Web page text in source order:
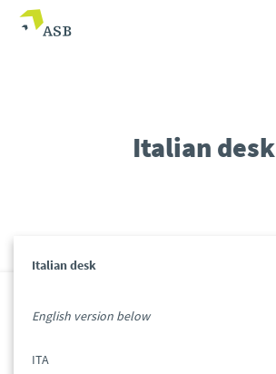
Italian desk
Italian desk
English version below
ITA